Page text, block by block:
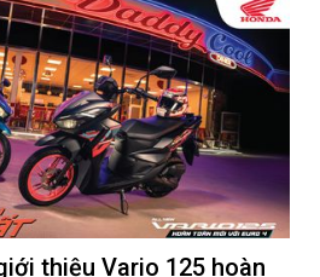
thiệu Vario 125 hoàn